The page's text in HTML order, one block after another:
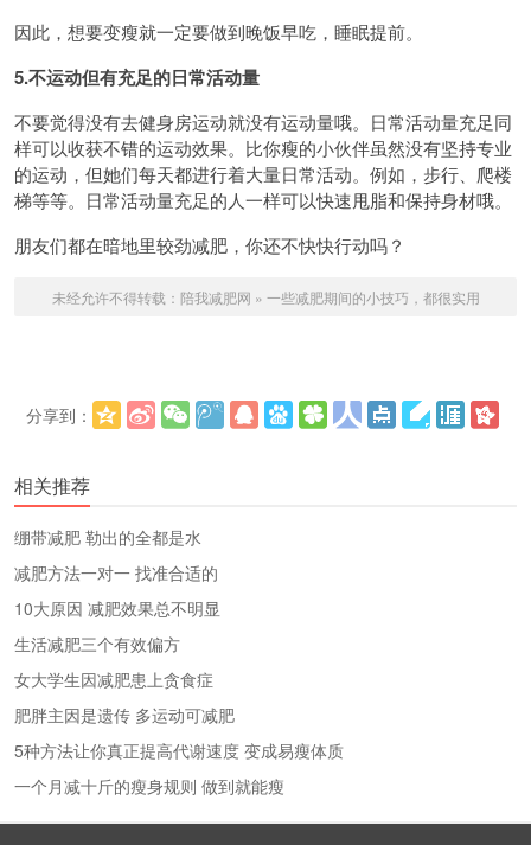
因此，想要变瘦就一定要做到晚饭早吃，睡眠提前。
5.不运动但有充足的日常活动量
不要觉得没有去健身房运动就没有运动量哦。日常活动量充足同
样可以收获不错的运动效果。比你瘦的小伙伴虽然没有坚持专业
的运动，但她们每天都进行着大量日常活动。例如，步行、爬楼
梯等等。日常活动量充足的人一样可以快速甩脂和保持身材哦。
朋友们都在暗地里较劲减肥，你还不快快行动吗？
未经允许不得转载： 陪我减肥网 » 一些减肥期间的小技巧，都很实用
分享到：
相关推荐
绷带减肥 勒出的全都是水
减肥方法一对一 找准合适的
10大原因 减肥效果总不明显
生活减肥三个有效偏方
女大学生因减肥患上贪食症
肥胖主因是遗传 多运动可减肥
5种方法让你真正提高代谢速度 变成易瘦体质
一个月减十斤的瘦身规则 做到就能瘦